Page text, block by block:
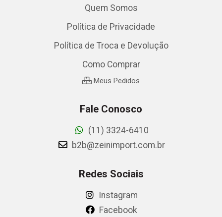
Quem Somos
Política de Privacidade
Política de Troca e Devolução
Como Comprar
Meus Pedidos
Fale Conosco
(11) 3324-6410
b2b@zeinimport.com.br
Redes Sociais
Instagram
Facebook